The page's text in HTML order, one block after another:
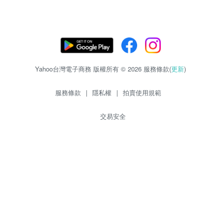
Yahoo台灣電子商務 版權所有 © 2026 服務條款(更新)
服務條款 | 隱私權 | 拍賣使用規範
交易安全